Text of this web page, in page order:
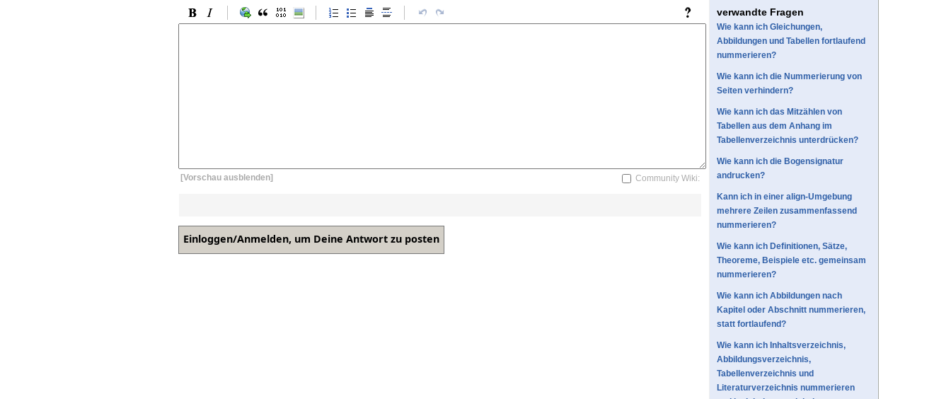
[Vorschau ausblenden] Community Wiki:
verwandte Fragen
Wie kann ich Gleichungen,
Abbildungen und Tabellen fortlaufend
nummerieren?
Wie kann ich die Nummerierung von
Seiten verhindern?
Wie kann ich das Mitzählen von
Tabellen aus dem Anhang im
Tabellenverzeichnis unterdrücken?
Wie kann ich die Bogensignatur
andrucken?
Kann ich in einer align-Umgebung
mehrere Zeilen zusammenfassend
nummerieren?
Wie kann ich Definitionen, Sätze,
Theoreme, Beispiele etc. gemeinsam
nummerieren?
Wie kann ich Abbildungen nach
Kapitel oder Abschnitt nummerieren,
statt fortlaufend?
Wie kann ich Inhaltsverzeichnis,
Abbildungsverzeichnis,
Tabellenverzeichnis und
Literaturverzeichnis nummerieren